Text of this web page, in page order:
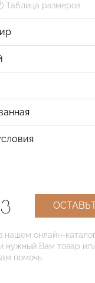
Таблица размеров
онлайн-
нужный Вам товар
помочь.